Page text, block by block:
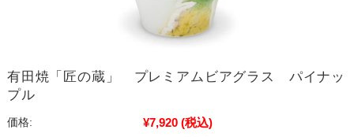
有田焼「匠の蔵」 プレミアムビアグラス パイナッ
プル
価格: ¥7,920 (税込)